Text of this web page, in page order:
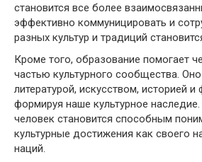
становится все более
эффективно коммуницировать и
разных культур и традиций
Кроме того, образование помогает
частью культурного сообщества.
литературой, искусством, историей
формируя наше культурное
человек становится способным
культурные достижения как своего
наций.